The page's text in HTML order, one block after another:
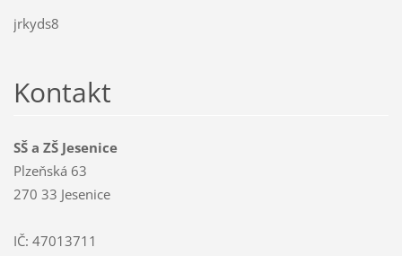
jrkyds8
Kontakt
SŠ a ZŠ Jesenice
Plzeňská 63
270 33 Jesenice
IČ: 47013711